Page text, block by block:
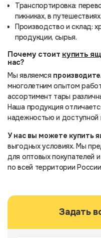
Транспортировка:
пикниках, в путешествиях.
Производство и склад:
продукции, сырья.
Почему стоит купить
нас?
Мы являемся
многолетним опытом
ассортимент тары
Наша продукция
надежностью и доступной
У нас вы можете купить
выгодных условиях. Мы
для оптовых покупателей
по всей территории
Задать